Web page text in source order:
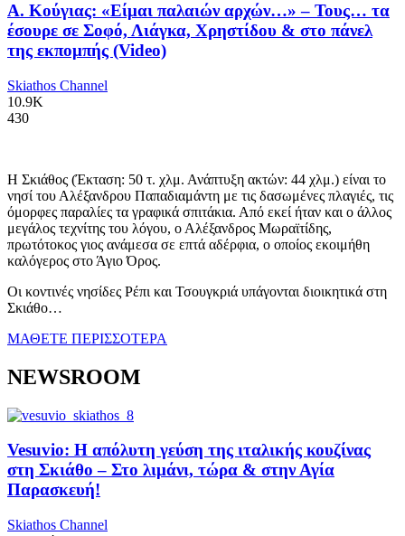
Α. Κούγιας: «Είμαι παλαιών αρχών…» – Τους… τα
έσουρε σε Σοφό, Λιάγκα, Χρηστίδου & στο πάνελ
της εκπομπής (Video)
Skiathos Channel
10.9K
430
Η Σκιάθος (Έκταση: 50 τ. χλμ. Ανάπτυξη ακτών: 44 χλμ.) είναι το
νησί του Αλέξανδρου Παπαδιαμάντη με τις δασωμένες πλαγιές, τις
όμορφες παραλίες τα γραφικά σπιτάκια. Από εκεί ήταν και ο άλλος
μεγάλος τεχνίτης του λόγου, ο Αλέξανδρος Μωραϊτίδης,
πρωτότοκος γιος ανάμεσα σε επτά αδέρφια, ο οποίος εκοιμήθη
καλόγερος στο Άγιο Όρος.
Οι κοντινές νησίδες Ρέπι και Τσουγκριά υπάγονται διοικητικά στη
Σκιάθο…
ΜΑΘΕΤΕ ΠΕΡΙΣΣΟΤΕΡΑ
NEWSROOM
Vesuvio: Η απόλυτη γεύση της ιταλικής κουζίνας
στη Σκιάθο – Στο λιμάνι, τώρα & στην Αγία
Παρασκευή!
Skiathos Channel